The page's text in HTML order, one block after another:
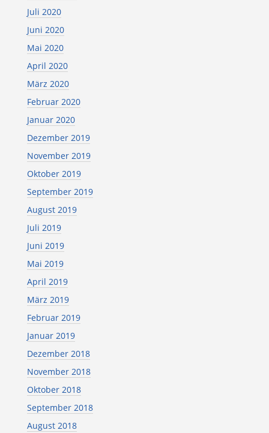
Juli 2020
Juni 2020
Mai 2020
April 2020
März 2020
Februar 2020
Januar 2020
Dezember 2019
November 2019
Oktober 2019
September 2019
August 2019
Juli 2019
Juni 2019
Mai 2019
April 2019
März 2019
Februar 2019
Januar 2019
Dezember 2018
November 2018
Oktober 2018
September 2018
August 2018